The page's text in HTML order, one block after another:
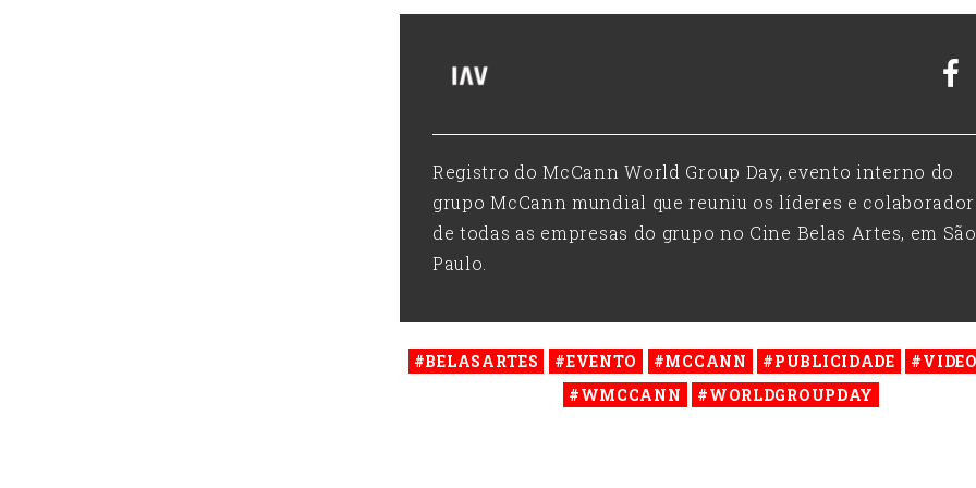
Registro do McCann World Group Day, evento interno do
grupo McCann mundial que reuniu os líderes e
de todas as empresas do grupo no Cine Belas Artes, em São
Paulo.
#BELASARTES #EVENTO #MCCANN #PUBLICIDADE
#WMCCANN
#WORLDGROUPDAY